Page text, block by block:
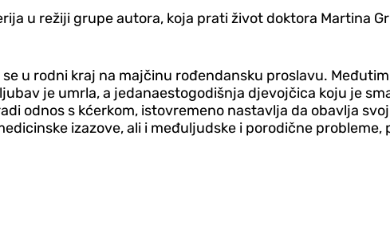
u režiji grupe autora, koja prati život doktora Martina
u rodni kraj na majčinu rođendansku proslavu.
je umrla, a jedanaestogodišnja djevojčica koju je
odnos s kćerkom, istovremeno nastavlja da obavlja
izazove, ali i međuljudske i porodične probleme,